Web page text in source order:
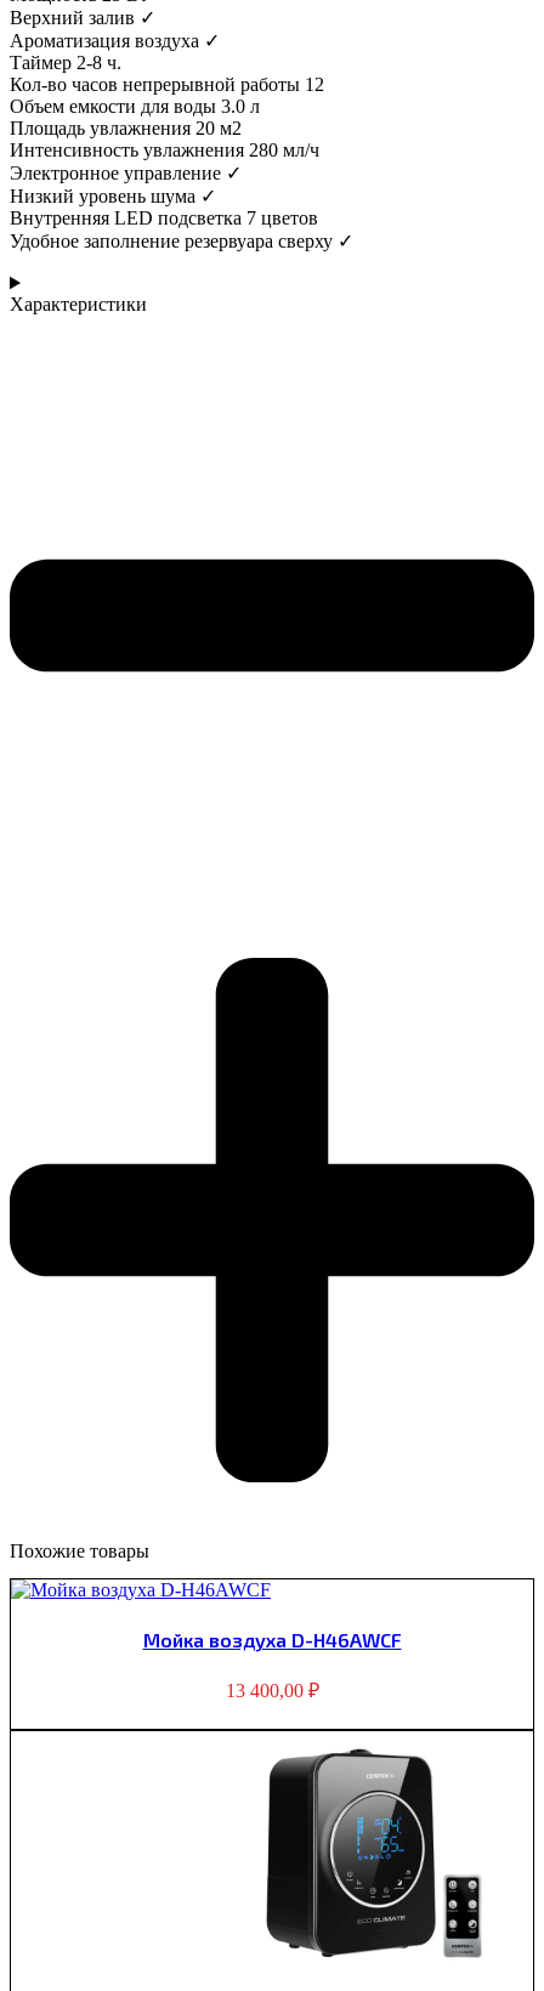
Верхний залив ✓
Ароматизация воздуха ✓
Таймер 2-8 ч.
Кол-во часов непрерывной работы 12
Объем емкости для воды 3.0 л
Площадь увлажнения 20 м2
Интенсивность увлажнения 280 мл/ч
Электронное управление ✓
Низкий уровень шума ✓
Внутренняя LED подсветка 7 цветов
Удобное заполнение резервуара сверху ✓
Характеристики
Похожие товары
Мойка воздуха D-H46AWCF
13 400,00 ₽